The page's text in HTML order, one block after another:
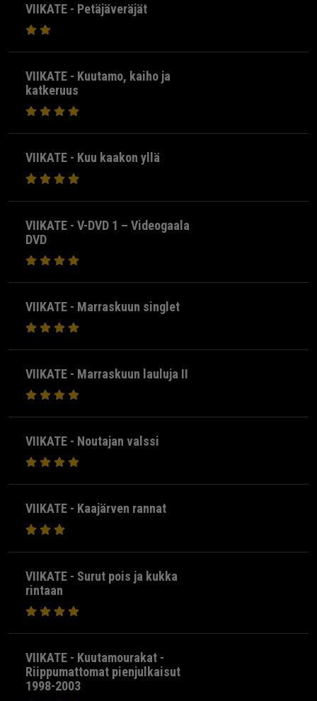
VIIKATE - Petäjäveräjät
VIIKATE - Kuutamo, kaiho ja
katkeruus
VIIKATE - Kuu kaakon yllä
VIIKATE - V-DVD 1 – Videogaala
DVD
VIIKATE - Marraskuun singlet
VIIKATE - Marraskuun lauluja II
VIIKATE - Noutajan valssi
VIIKATE - Kaajärven rannat
VIIKATE - Surut pois ja kukka
rintaan
VIIKATE - Kuutamourakat -
Riippumattomat pienjulkaisut
1998-2003